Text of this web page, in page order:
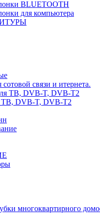
BLUETOOTH
для компьютера
связи и итернета.
ТВ, DVB-T, DVB-T2
ТВ, DVB-T, DVB-T2
многоквартирного